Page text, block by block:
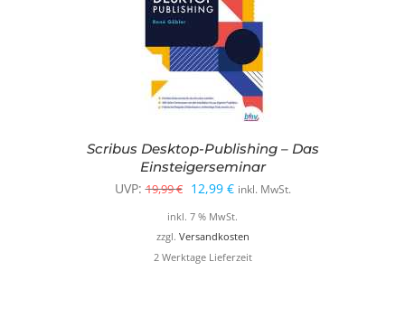
Scribus Desktop-Publishing – Das
Einsteigerseminar
UVP: 19,99€ Ursprünglicher
Preis
war:
19,99 €
12,99 €Aktueller
Preis
ist:
12,99 €.
inkl. MwSt.
inkl. 7 % MwSt.
zzgl. Versandkosten
2 Werktage Lieferzeit